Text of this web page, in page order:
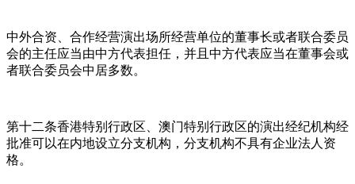
中外合资、合作经营演出场所经营单位的董事长或者联合委员
会的主任应当由中方代表担任，并且中方代表应当在董事会或
者联合委员会中居多数。
第十二条香港特别行政区、澳门特别行政区的演出经纪机构经
批准可以在内地设立分支机构，分支机构不具有企业法人资
格。